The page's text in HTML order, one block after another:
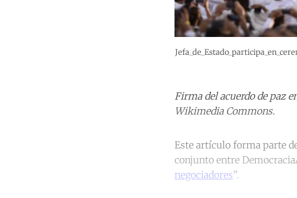
Firma del acuerdo de paz
Wikimedia Commons.
Este artículo forma parte
conjunto entre
negociadores”.